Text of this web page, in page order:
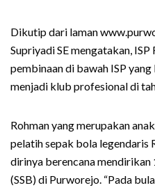
Dikutip dari laman
Supriyadi SE mengatakan,
pembinaan di bawah ISP
menjadi klub profesional di
Rohman yang merupakan
pelatih sepak bola legendaris
dirinya berencana
(SSB) di Purworejo. “Pada